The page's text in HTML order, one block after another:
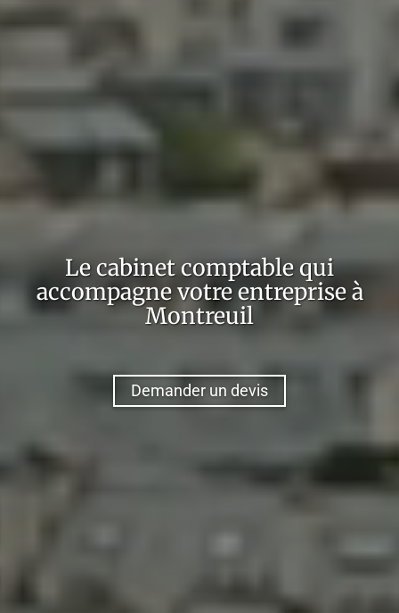
Le cabinet comptable qui
accompagne votre entreprise à
Montreuil
Demander un devis